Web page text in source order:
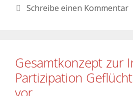
Schreibe einen Kommentar
Gesamtkonzept zur
Partizipation
vor